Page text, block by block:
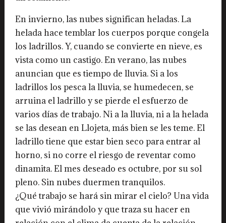
En invierno, las nubes significan heladas. La
helada hace temblar los cuerpos porque congela
los ladrillos. Y, cuando se convierte en nieve, es
vista como un castigo. En verano, las nubes
anuncian que es tiempo de lluvia. Si a los
ladrillos los pesca la lluvia, se humedecen, se
arruina el ladrillo y se pierde el esfuerzo de
varios días de trabajo. Ni a la lluvia, ni a la helada
se las desean en Llojeta, más bien se les teme. El
ladrillo tiene que estar bien seco para entrar al
horno, si no corre el riesgo de reventar como
dinamita. El mes deseado es octubre, por su sol
pleno. Sin nubes duermen tranquilos.
¿Qué trabajo se hará sin mirar el cielo? Una vida
que vivió mirándolo y que traza su hacer en